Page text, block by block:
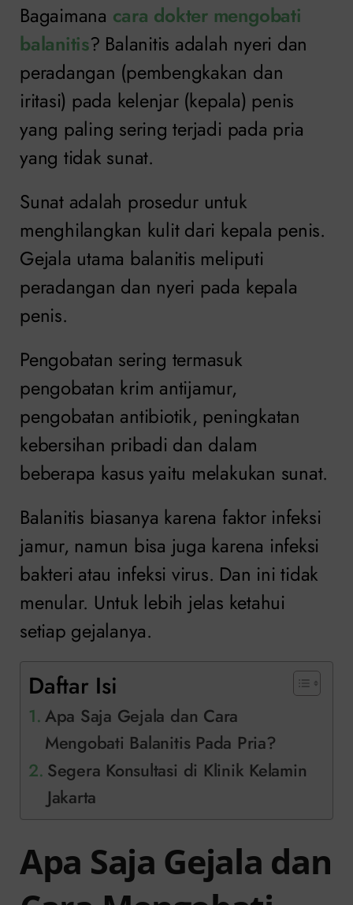
Bagaimana cara dokter mengobati
balanitis? Balanitis adalah nyeri dan
peradangan (pembengkakan dan
iritasi) pada kelenjar (kepala) penis
yang paling sering terjadi pada pria
yang tidak sunat.
Sunat adalah prosedur untuk
menghilangkan kulit dari kepala penis.
Gejala utama balanitis meliputi
peradangan dan nyeri pada kepala
penis.
Pengobatan sering termasuk
pengobatan krim antijamur,
pengobatan antibiotik, peningkatan
kebersihan pribadi dan dalam
beberapa kasus yaitu melakukan sunat.
Balanitis biasanya karena faktor infeksi
jamur, namun bisa juga karena infeksi
bakteri atau infeksi virus. Dan ini tidak
menular. Untuk lebih jelas ketahui
setiap gejalanya.
Daftar Isi
Apa Saja Gejala dan Cara
Mengobati Balanitis Pada Pria?
Segera Konsultasi di Klinik Kelamin
Jakarta
Apa Saja Gejala dan